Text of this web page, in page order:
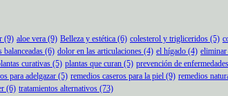
(9) aloe vera (9) Belleza y estética (6) colesterol y trigliceridos (5)
balanceadas (6) dolor en las articulaciones (4) el hígado (4) eliminar
curativas (5) plantas que curan (5) prevención de enfermedades
para adelgazar (5) remedios caseros para la piel (9) remedios
(6) tratamientos alternativos (73)